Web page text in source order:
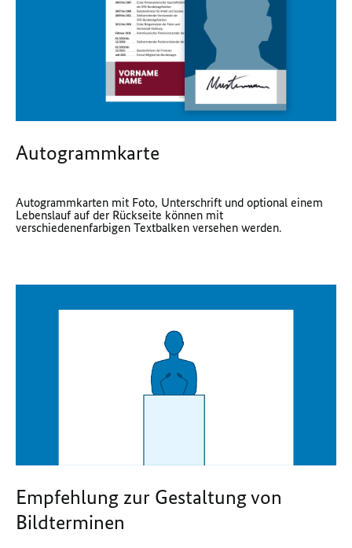
Autogrammkarte
Autogrammkarten mit Foto, Unterschrift und optional einem
Lebenslauf auf der Rückseite können mit
verschiedenenfarbigen Textbalken versehen werden.
Empfehlung zur Gestaltung von
Bildterminen